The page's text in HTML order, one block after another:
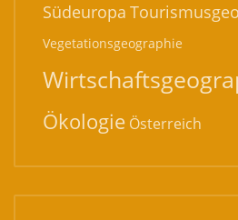
Südeuropa
Vegetationsgeographie
Ökologie Österreich